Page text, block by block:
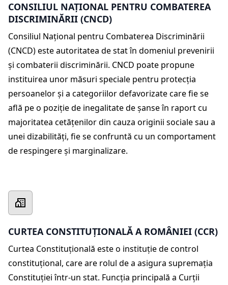
CONSILIUL NAȚIONAL PENTRU COMBATEREA
DISCRIMINĂRII (CNCD)
Consiliul Național pentru Combaterea Discriminării
(CNCD) este autoritatea de stat în domeniul prevenirii
și combaterii discriminării. CNCD poate propune
instituirea unor măsuri speciale pentru protecția
persoanelor și a categoriilor defavorizate care fie se
află pe o poziție de inegalitate de șanse în raport cu
majoritatea cetățenilor din cauza originii sociale sau a
unei dizabilități, fie se confruntă cu un comportament
de respingere și marginalizare.
CURTEA CONSTITUȚIONALĂ A ROMÂNIEI (CCR)
Curtea Constituțională este o instituție de control
constituțional, care are rolul de a asigura supremația
Constituției într-un stat. Funcția principală a Curții